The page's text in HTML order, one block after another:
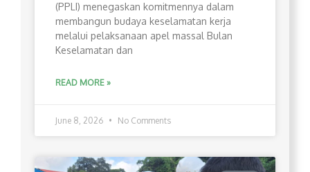
(PPLI) menegaskan komitmennya dalam
membangun budaya keselamatan kerja
melalui pelaksanaan apel massal Bulan
Keselamatan dan
READ MORE »
June 8, 2026 No Comments